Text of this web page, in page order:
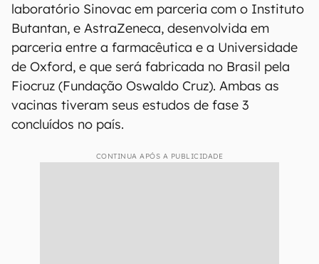
laboratório Sinovac em parceria com o Instituto
Butantan, e AstraZeneca, desenvolvida em
parceria entre a farmacêutica e a Universidade
de Oxford, e que será fabricada no Brasil pela
Fiocruz (Fundação Oswaldo Cruz). Ambas as
vacinas tiveram seus estudos de fase 3
concluídos no país.
CONTINUA APÓS A PUBLICIDADE